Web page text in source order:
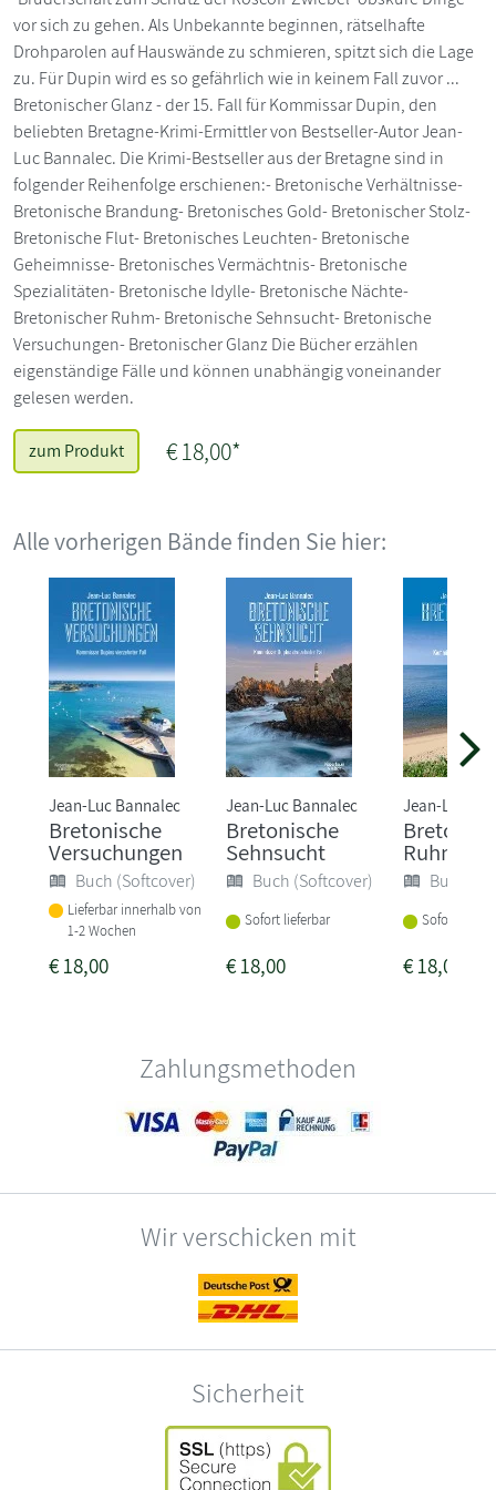
vor sich zu gehen. Als Unbekannte beginnen, rätselhafte
Drohparolen auf Hauswände zu schmieren, spitzt sich die Lage
zu. Für Dupin wird es so gefährlich wie in keinem Fall zuvor ...
Bretonischer Glanz - der 15. Fall für Kommissar Dupin, den
beliebten Bretagne-Krimi-Ermittler von Bestseller-Autor Jean-
Luc Bannalec. Die Krimi-Bestseller aus der Bretagne sind in
folgender Reihenfolge erschienen:- Bretonische Verhältnisse-
Bretonische Brandung- Bretonisches Gold- Bretonischer Stolz-
Bretonische Flut- Bretonisches Leuchten- Bretonische
Geheimnisse- Bretonisches Vermächtnis- Bretonische
Spezialitäten- Bretonische Idylle- Bretonische Nächte-
Bretonischer Ruhm- Bretonische Sehnsucht- Bretonische
Versuchungen- Bretonischer Glanz Die Bücher erzählen
eigenständige Fälle und können unabhängig voneinander
gelesen werden.
zum Produkt € 18,00*
Alle vorherigen Bände finden Sie hier:
Jean-Luc Bannalec
Bretonische
Versuchungen
Buch (Softcover)
Lieferbar innerhalb von
1-2 Wochen
€18,00
Jean-Luc Bannalec
Bretonische
Sehnsucht
Buch (Softcover)
Sofort lieferbar
€18,00
Jean-Luc
Ruhm
Buch
Sofort
€18,00
Zahlungsmethoden
Wir verschicken mit
Sicherheit